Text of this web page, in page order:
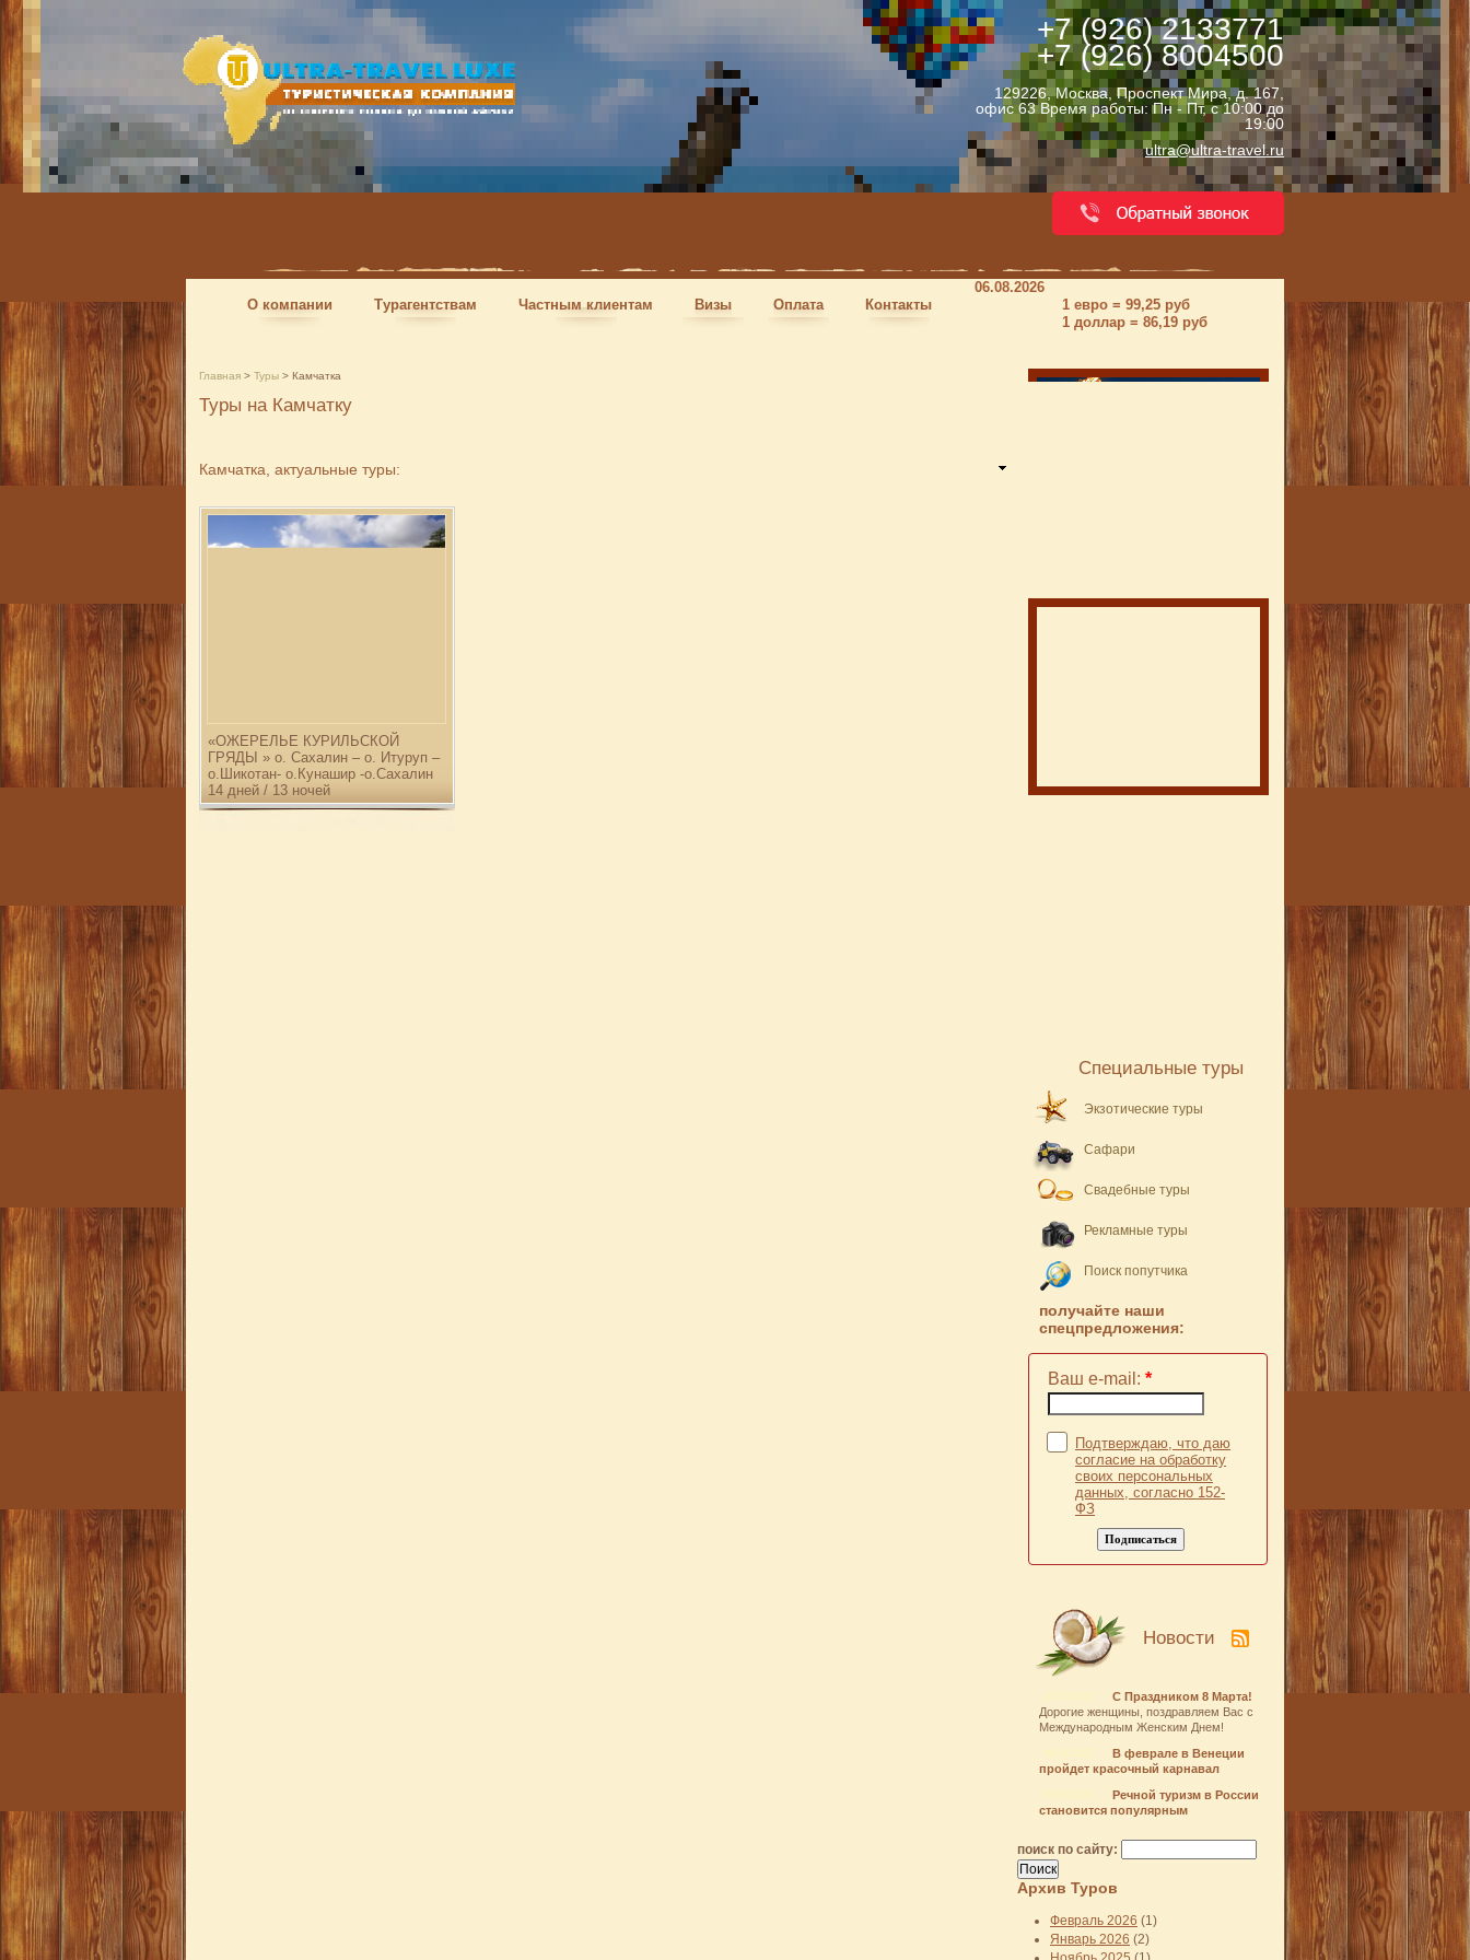
+7 (926) 2133771
+7 (926) 8004500
129226, Москва, Проспект Мира, д. 167,
офис 63 Время работы: Пн - Пт, с 10:00 до
19:00
ultra@ultra-travel.ru
О компании Турагентствам Частным клиентам Визы Оплата Контакты
06.08.2026
1 евро = 99,25 руб
1 доллар = 86,19 руб
Главная > Туры > Камчатка
Туры на Камчатку
Камчатка, актуальные туры:
«ОЖЕРЕЛЬЕ КУРИЛЬСКОЙ
ГРЯДЫ » о. Сахалин – о. Итуруп –
о.Шикотан- о.Кунашир -о.Сахалин
14 дней / 13 ночей
Специальные туры
Экзотические туры
Сафари
Свадебные туры
Рекламные туры
Поиск попутчика
получайте наши
спецпредложения:
Ваш e-mail: *
Подтверждаю, что даю
согласие на обработку
своих персональных
данных, согласно 152-
ФЗ
Новости
07.03.2017
С Праздником 8 Марта!
Дорогие женщины, поздравляем Вас с
Международным Женским Днем!
06.02.2017
В феврале в Венеции
пройдет красочный карнавал
03.03.2016
Речной туризм в России
становится популярным
поиск по сайту:
Архив Туров
Февраль 2026 (1)
Январь 2026 (2)